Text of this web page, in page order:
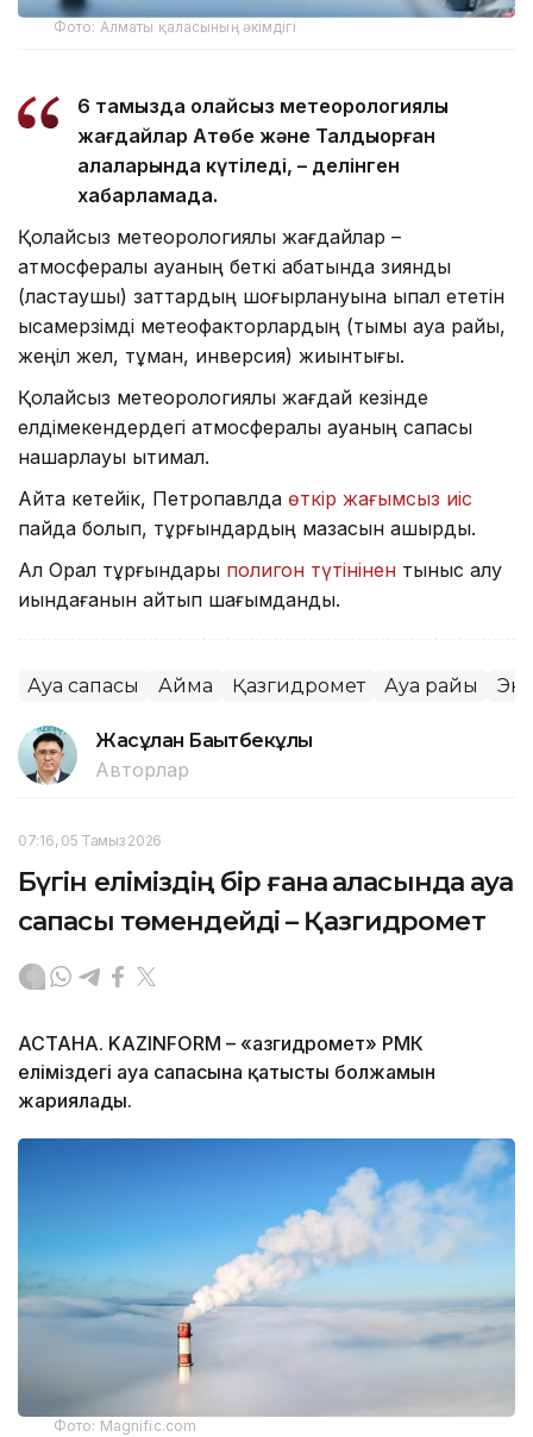
Фото: Алматы қаласының әкімдігі
6 тамызда қолайсыз метеорологиялық
жағдайлар Ақтөбе және Талдықорған
қалаларында күтіледі, – делінген
хабарламада.
Қолайсыз метеорологиялық жағдайлар –
атмосфералық ауаның беткі қабатында зиянды
(ластаушы) заттардың шоғырлануына ықпал ететін
қысқамерзімді метеофакторлардың (тымық ауа райы,
жеңіл жел, тұман, инверсия) жиынтығы.
Қолайсыз метеорологиялық жағдай кезінде
елдімекендердегі атмосфералық ауаның сапасы
нашарлауы ықтимал.
Айта кетейік, Петропавлда өткір жағымсыз иіс
пайда болып, тұрғындардың мазасын қашырды.
Ал Орал тұрғындары полигон түтінінен тыныс алу
қиындағанын айтып шағымданды.
Ауа сапасы Аймақ Қазгидромет Ауа райы
Жасұлан Бақытбекұлы
Авторлар
07:16, 05 Тамыз 2026
Бүгін еліміздің бір ғана қаласында ауа
сапасы төмендейді – Қазгидромет
АСТАНА. KAZINFORM – «Қазгидромет» РМК
еліміздегі ауа сапасына қатысты болжамын
жариялады.
Фото: Magnific.com